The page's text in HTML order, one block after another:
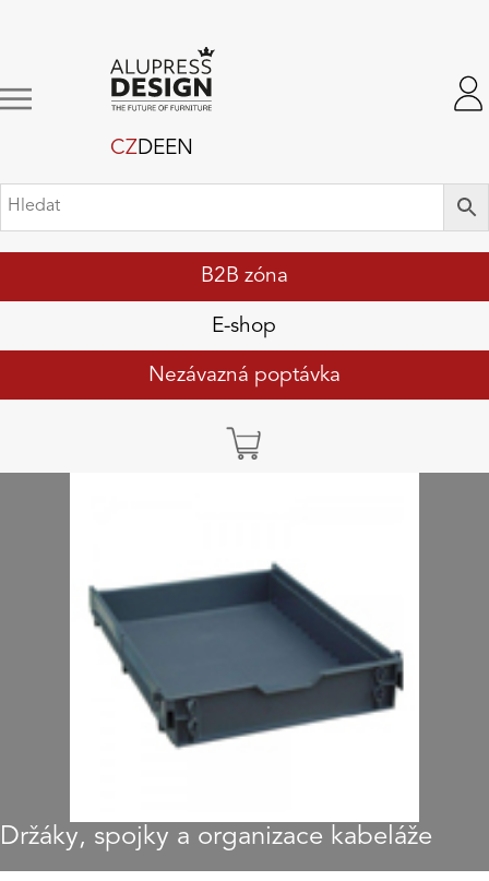
B2B zóna
E-shop
Nezávazná poptávka
CZDEEN
Držáky, spojky a organizace kabeláže